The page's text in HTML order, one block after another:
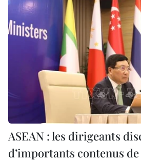
ASEAN : les dirigeants
d’importants contenus